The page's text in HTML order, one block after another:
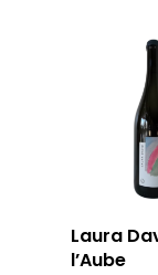
Laura
l’Aube